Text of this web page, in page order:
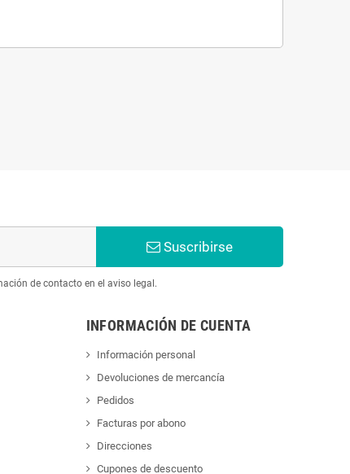
Suscribirse
de contacto en el aviso legal.
INFORMACIÓN DE CUENTA
Información personal
Devoluciones de mercancía
Pedidos
Facturas por abono
Direcciones
Cupones de descuento